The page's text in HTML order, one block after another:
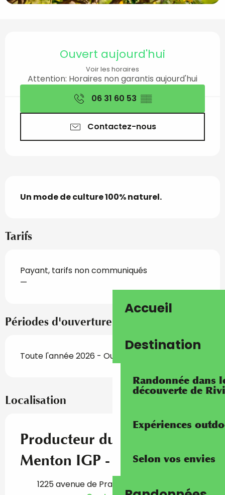
Accueil
Destination
Randonnée dans
découverte de
Expériences
Selon vos envies
Ouverture et
Ouvert aujourd'hui
Voir les horaires
Attention: Horaires non garantis aujourd'hui
06 31 60 53 ▒▒
Contactez-nous
Description
Un mode de culture 100% naturel.
Tarifs
Payant, tarifs non communiqués
—
Périodes d'ouverture
Toute l'année 2026 - Ouvert tous les jours
Localisation
Producteur du Citron de
Menton IGP - Antoine Mari
1225 avenue de Prades, 06500 Menton